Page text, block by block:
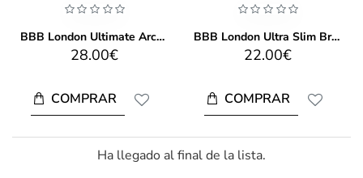
BBB London Ultimate Arch Definer
28.00€
COMPRAR
BBB London Ultra Slim Brow Definer
22.00€
COMPRAR
Ha llegado al final de la lista.